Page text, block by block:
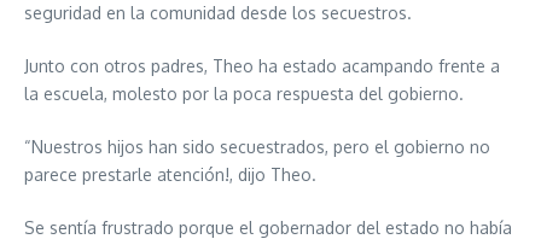
seguridad en la comunidad desde los secuestros.
Junto con otros padres, Theo ha estado acampando frente a
la escuela, molesto por la poca respuesta del gobierno.
“Nuestros hijos han sido secuestrados, pero el gobierno no
parece prestarle atención!, dijo Theo.
Se sentía frustrado porque el gobernador del estado no había